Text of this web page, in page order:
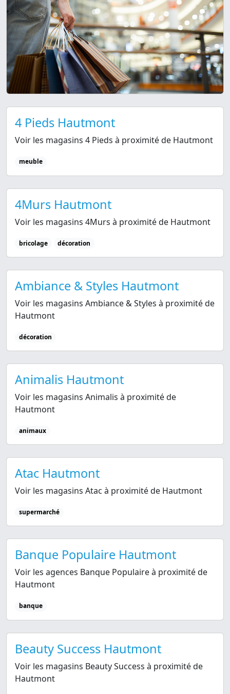
4 Pieds Hautmont
Voir les magasins 4 Pieds à proximité de Hautmont
meuble
4Murs Hautmont
Voir les magasins 4Murs à proximité de Hautmont
bricolage décoration
Ambiance & Styles Hautmont
Voir les magasins Ambiance & Styles à proximité de
Hautmont
décoration
Animalis Hautmont
Voir les magasins Animalis à proximité de
Hautmont
animaux
Atac Hautmont
Voir les magasins Atac à proximité de Hautmont
supermarché
Banque Populaire Hautmont
Voir les agences Banque Populaire à proximité de
Hautmont
banque
Beauty Success Hautmont
Voir les magasins Beauty Success à proximité de
Hautmont